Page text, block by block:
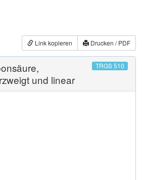
Link kopieren Drucken / PDF
und linear
TRGS 510